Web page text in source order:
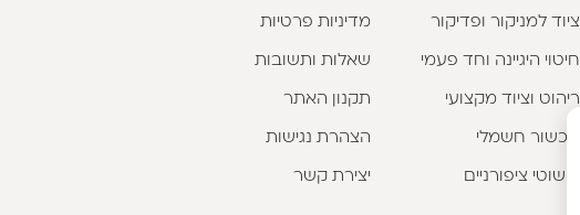
ציוד למניקור ופדיקור
חיטוי היגיינה וחד פעמי
ריהוט וציוד מקצועי
מכשור חשמלי
קישוטי ציפורניים
מדיניות פרטיות
שאלות ותשובות
תקנון האתר
הצהרת נגישות
יצירת קשר